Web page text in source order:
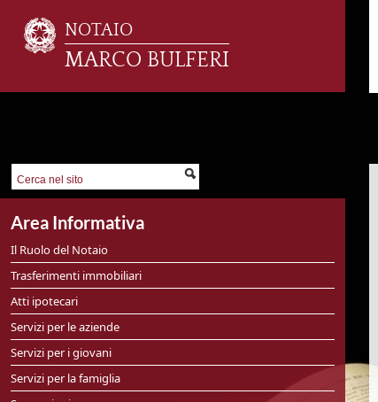
NOTAIO
MARCO BULFERI
Area Informativa
Il Ruolo del Notaio
Trasferimenti immobiliari
Atti ipotecari
Servizi per le aziende
Servizi per i giovani
Servizi per la famiglia